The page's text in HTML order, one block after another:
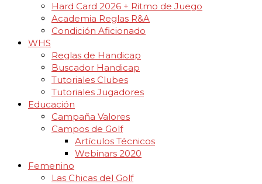
Hard Card 2026 + Ritmo de Juego
Academia Reglas R&A
Condición Aficionado
WHS
Reglas de Handicap
Buscador Handicap
Tutoriales Clubes
Tutoriales Jugadores
Educación
Campaña Valores
Campos de Golf
Artículos Técnicos
Webinars 2020
Femenino
Las Chicas del Golf